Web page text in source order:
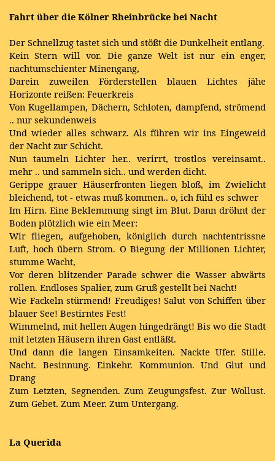
Fahrt über die Kölner Rheinbrücke bei Nacht
Der Schnellzug tastet sich und stößt die Dunkelheit entlang.
Kein Stern will vor. Die ganze Welt ist nur ein enger,
nachtumschienter Minengang,
Darein zuweilen Förderstellen blauen Lichtes jähe
Horizonte reißen: Feuerkreis
Von Kugellampen, Dächern, Schloten, dampfend, strömend
.. nur sekundenweis
Und wieder alles schwarz. Als führen wir ins Eingeweid
der Nacht zur Schicht.
Nun taumeln Lichter her.. verirrt, trostlos vereinsamt..
mehr .. und sammeln sich.. und werden dicht.
Gerippe grauer Häuserfronten liegen bloß, im Zwielicht
bleichend, tot - etwas muß kommen.. o, ich fühl es schwer
Im Hirn. Eine Beklemmung singt im Blut. Dann dröhnt der
Boden plötzlich wie ein Meer:
Wir fliegen, aufgehoben, königlich durch nachtentrissne
Luft, hoch übern Strom. O Biegung der Millionen Lichter,
stumme Wacht,
Vor deren blitzender Parade schwer die Wasser abwärts
rollen. Endloses Spalier, zum Gruß gestellt bei Nacht!
Wie Fackeln stürmend! Freudiges! Salut von Schiffen über
blauer See! Bestirntes Fest!
Wimmelnd, mit hellen Augen hingedrängt! Bis wo die Stadt
mit letzten Häusern ihren Gast entläßt.
Und dann die langen Einsamkeiten. Nackte Ufer. Stille.
Nacht. Besinnung. Einkehr. Kommunion. Und Glut und
Drang
Zum Letzten, Segnenden. Zum Zeugungsfest. Zur Wollust.
Zum Gebet. Zum Meer. Zum Untergang.
La Querida